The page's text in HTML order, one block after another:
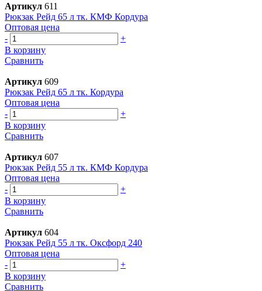
Артикул 611
Рюкзак Рейд 65 л тк. КМФ Кордура
Оптовая цена
-
+
В корзину
Сравнить
Артикул 609
Рюкзак Рейд 65 л тк. Кордура
Оптовая цена
-
+
В корзину
Сравнить
Артикул 607
Рюкзак Рейд 55 л тк. КМФ Кордура
Оптовая цена
-
+
В корзину
Сравнить
Артикул 604
Рюкзак Рейд 55 л тк. Оксфорд 240
Оптовая цена
-
+
В корзину
Сравнить